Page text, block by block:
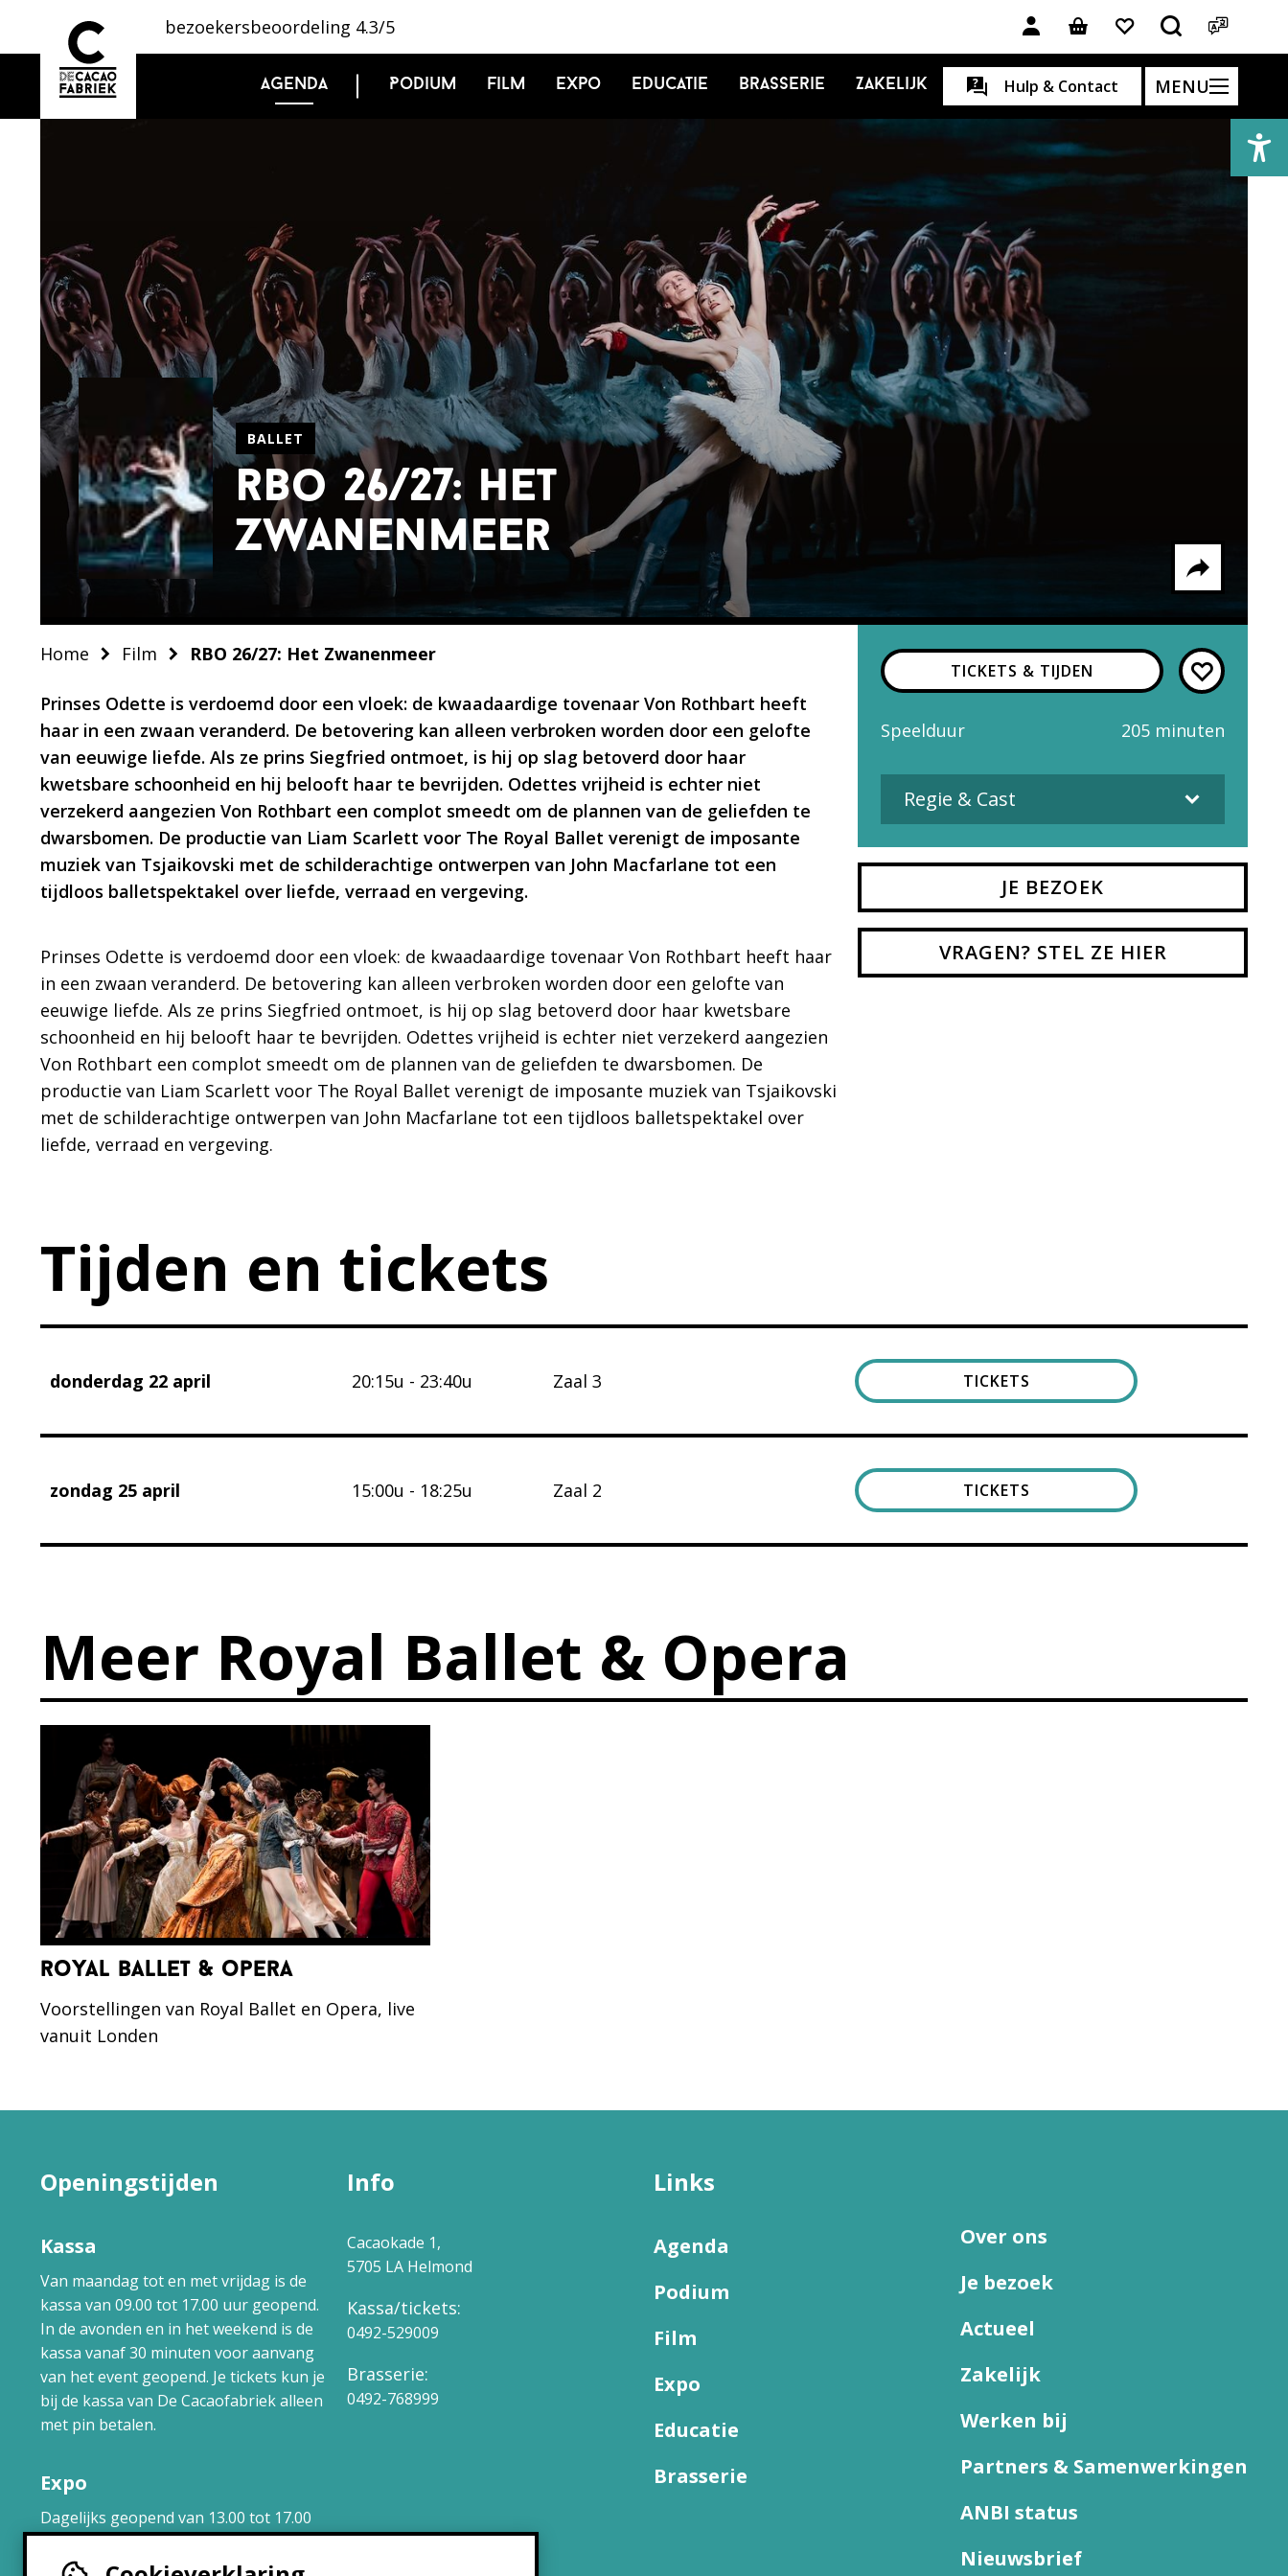
bezoekersbeoordeling 4.3/5
Agenda Podium Film Expo Educatie Brasserie Zakelijk Hulp & Contact MENU
BALLET
rbo 26/27: het
zwanenmeer
Delen via
Facebook Whatsapp
Home Film RBO 26/27: Het Zwanenmeer
Prinses Odette is verdoemd door een vloek: de kwaadaardige tovenaar Von Rothbart heeft
haar in een zwaan veranderd. De betovering kan alleen verbroken worden door een gelofte
van eeuwige liefde. Als ze prins Siegfried ontmoet, is hij op slag betoverd door haar
kwetsbare schoonheid en hij belooft haar te bevrijden. Odettes vrijheid is echter niet
verzekerd aangezien Von Rothbart een complot smeedt om de plannen van de geliefden te
dwarsbomen. De productie van Liam Scarlett voor The Royal Ballet verenigt de imposante
muziek van Tsjaikovski met de schilderachtige ontwerpen van John Macfarlane tot een
tijdloos balletspektakel over liefde, verraad en vergeving.
Prinses Odette is verdoemd door een vloek: de kwaadaardige tovenaar Von Rothbart heeft haar
in een zwaan veranderd. De betovering kan alleen verbroken worden door een gelofte van
eeuwige liefde. Als ze prins Siegfried ontmoet, is hij op slag betoverd door haar kwetsbare
schoonheid en hij belooft haar te bevrijden. Odettes vrijheid is echter niet verzekerd aangezien
Von Rothbart een complot smeedt om de plannen van de geliefden te dwarsbomen. De
productie van Liam Scarlett voor The Royal Ballet verenigt de imposante muziek van Tsjaikovski
met de schilderachtige ontwerpen van John Macfarlane tot een tijdloos balletspektakel over
liefde, verraad en vergeving.
TICKETS & TIJDEN
Speelduur 205 minuten
Regie & Cast
Regie
Marius Petipa, Lev Ivanov, Koen
Kessels
JE BEZOEK
VRAGEN? STEL ZE HIER
Tijden en tickets
donderdag 22 april 20:15u - 23:40u Zaal 3 TICKETS
zondag 25 april 15:00u - 18:25u Zaal 2 TICKETS
Meer Royal Ballet & Opera
royal ballet & opera
Voorstellingen van Royal Ballet en Opera, live
vanuit Londen
Openingstijden
Kassa
Van maandag tot en met vrijdag is de
kassa van 09.00 tot 17.00 uur geopend.
In de avonden en in het weekend is de
kassa vanaf 30 minuten voor aanvang
van het event geopend. Je tickets kun je
bij de kassa van De Cacaofabriek alleen
met pin betalen.
Expo
Dagelijks geopend van 13.00 tot 17.00
uur.
Info
Cacaokade 1,
5705 LA Helmond
Kassa/tickets:
0492-529009
Brasserie:
0492-768999
Links
Agenda
Podium
Film
Expo
Educatie
Brasserie
Over ons
Je bezoek
Actueel
Zakelijk
Werken bij
Partners & Samenwerkingen
ANBI status
Nieuwsbrief